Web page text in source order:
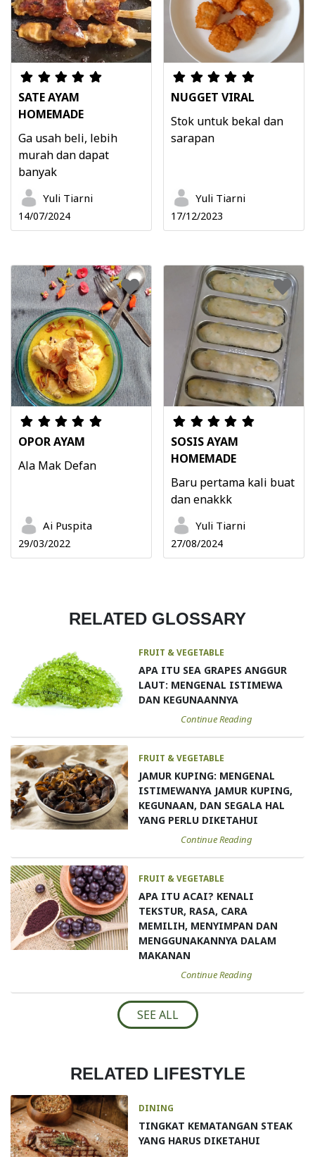
SATE AYAM
HOMEMADE
Ga usah beli, lebih
murah dan dapat
banyak
Yuli Tiarni
14/07/2024
NUGGET VIRAL
Stok untuk bekal dan
sarapan
Yuli Tiarni
17/12/2023
OPOR AYAM
Ala Mak Defan
Ai Puspita
29/03/2022
SOSIS AYAM
HOMEMADE
Baru pertama kali buat
dan enakkk
Yuli Tiarni
27/08/2024
RELATED GLOSSARY
FRUIT & VEGETABLE
APA ITU SEA GRAPES ANGGUR
LAUT: MENGENAL ISTIMEWA
DAN KEGUNAANNYA
Continue Reading
FRUIT & VEGETABLE
JAMUR KUPING: MENGENAL
ISTIMEWANYA JAMUR KUPING,
KEGUNAAN, DAN SEGALA HAL
YANG PERLU DIKETAHUI
Continue Reading
FRUIT & VEGETABLE
APA ITU ACAI? KENALI
TEKSTUR, RASA, CARA
MEMILIH, MENYIMPAN DAN
MENGGUNAKANNYA DALAM
MAKANAN
Continue Reading
SEE ALL
RELATED LIFESTYLE
DINING
TINGKAT KEMATANGAN STEAK
YANG HARUS DIKETAHUI